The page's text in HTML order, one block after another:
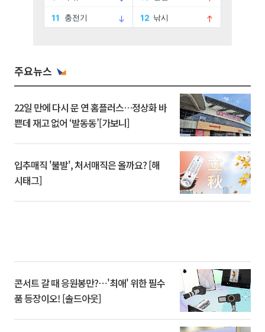
주요뉴스
22일 만에 다시 문 연 홈플러스…정상화 바
쁜데 재고 없어 ‘발동동’[가보니]
입추매직 '불발', 처서매직은 올까요? [해
시태그]
콘서트 갈 때 응원봉만?⋯'최애' 위한 필수
품 등장이오! [솔드아웃]